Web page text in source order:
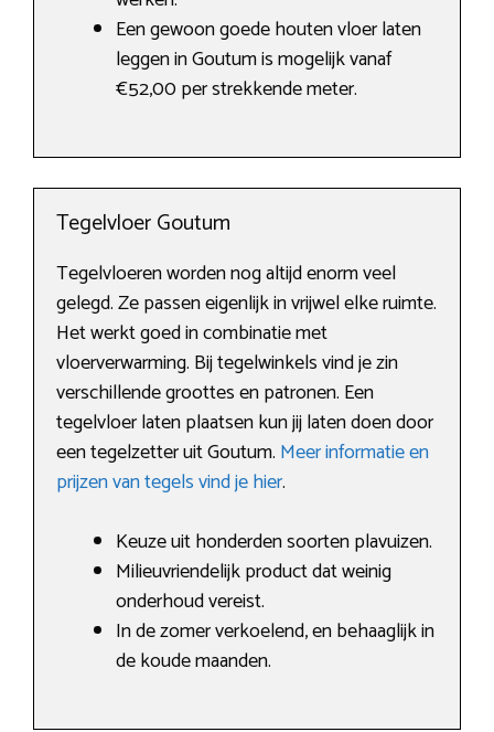
Een gewoon goede houten vloer laten
leggen in Goutum is mogelijk vanaf
€52,00 per strekkende meter.
Tegelvloer Goutum
Tegelvloeren worden nog altijd enorm veel
gelegd. Ze passen eigenlijk in vrijwel elke ruimte.
Het werkt goed in combinatie met
vloerverwarming. Bij tegelwinkels vind je zin
verschillende groottes en patronen. Een
tegelvloer laten plaatsen kun jij laten doen door
een tegelzetter uit Goutum. Meer informatie en
prijzen van tegels vind je hier.
Keuze uit honderden soorten plavuizen.
Milieuvriendelijk product dat weinig
onderhoud vereist.
In de zomer verkoelend, en behaaglijk in
de koude maanden.